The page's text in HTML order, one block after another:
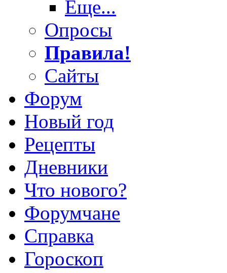
Еще...
Опросы
Правила!
Сайты
Форум
Новый год
Рецепты
Дневники
Что нового?
Форумчане
Справка
Гороскоп